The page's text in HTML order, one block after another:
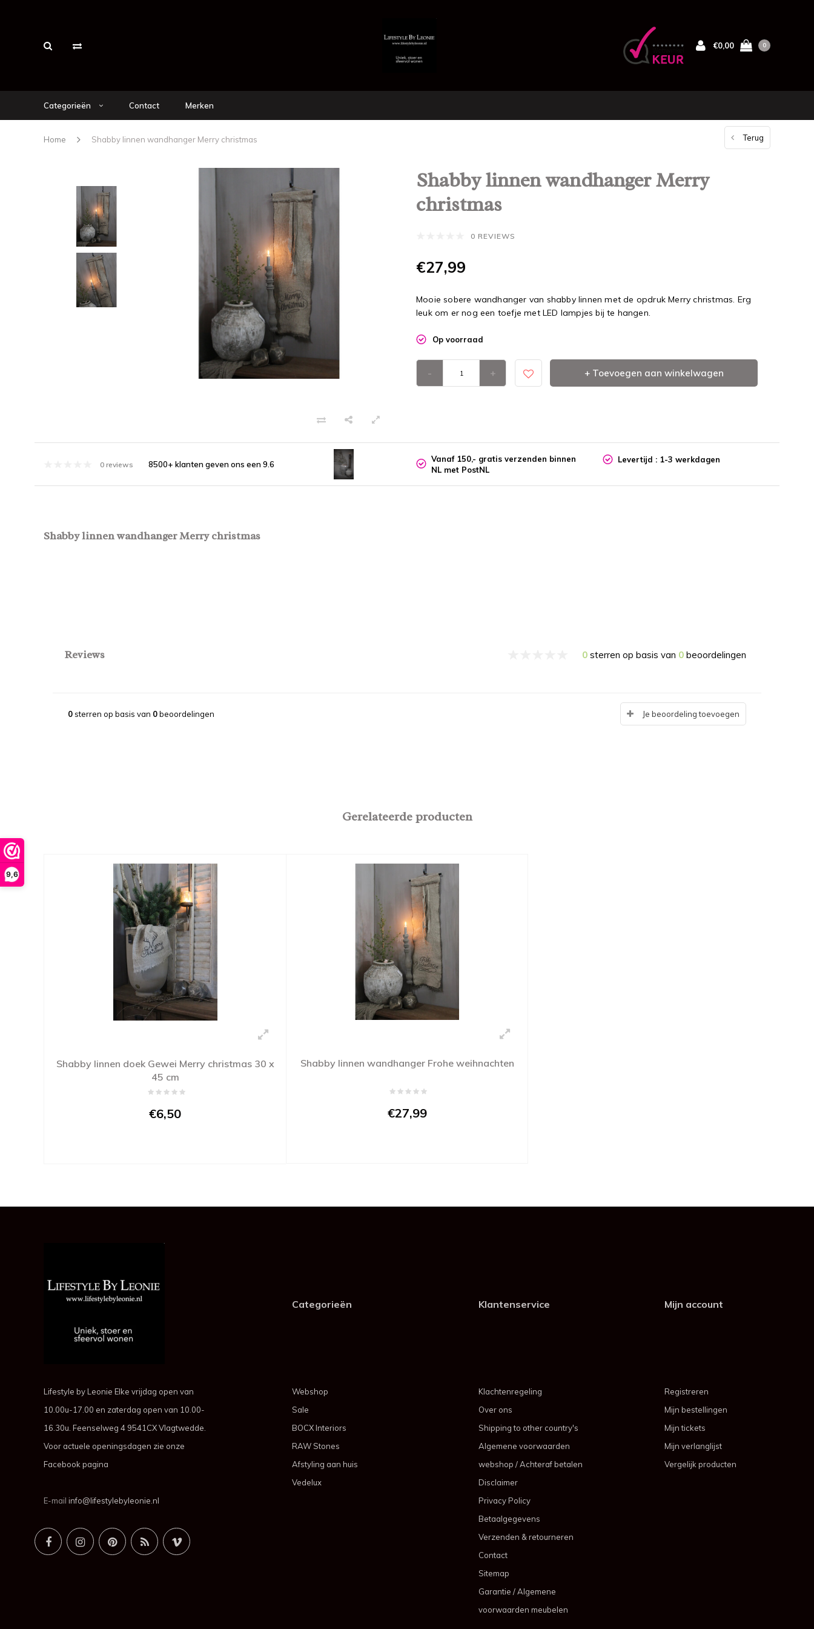
9,6
€0,00 0
Categorieën Contact Merken
Home Shabby linnen wandhanger Merry christmas Terug
Shabby linnen wandhanger Merry
christmas
0 REVIEWS
€27,99
Mooie sobere wandhanger van shabby linnen met de opdruk Merry christmas. Erg
leuk om er nog een toefje met LED lampjes bij te hangen.
Op voorraad
- + + Toevoegen aan winkelwagen
0 reviews 8500+ klanten geven ons een 9.6
Vanaf 150,- gratis verzenden binnen
NL met PostNL
Levertijd : 1-3 werkdagen
Shabby linnen wandhanger Merry christmas
Reviews 0 sterren op basis van 0 beoordelingen
0sterren op basis van 0beoordelingen Je beoordeling toevoegen
Gerelateerde producten
Shabby linnen doek Gewei Merry christmas 30 x
45 cm
€6,50
Shabby linnen wandhanger Frohe weihnachten
€27,99
Lifestyle by Leonie Elke vrijdag open van
10.00u-17.00 en zaterdag open van 10.00-
16.30u. Feenselweg 4 9541CX Vlagtwedde.
Voor actuele openingsdagen zie onze
Facebook pagina
E-mail info@lifestylebyleonie.nl
Categorieën
Webshop
Sale
BOCX Interiors
RAW Stones
Afstyling aan huis
Vedelux
Klantenservice
Klachtenregeling
Over ons
Shipping to other country's
Algemene voorwaarden
webshop / Achteraf betalen
Disclaimer
Privacy Policy
Betaalgegevens
Verzenden & retourneren
Contact
Sitemap
Garantie / Algemene
voorwaarden meubelen
Mijn account
Registreren
Mijn bestellingen
Mijn tickets
Mijn verlanglijst
Vergelijk producten